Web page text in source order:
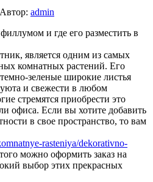
Автор: admin
является одним из самых
комнатных растений. Его
зеленые широкие листья
и свежести в любом
стремятся приобрести это
офиса. Если вы хотите добавить
в свое пространство, то вам
rasteniya/dekorativno-
можно оформить заказ на
выбор этих прекрасных